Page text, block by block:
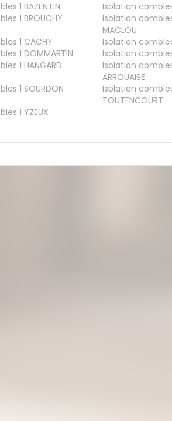
1 BAZENTIN Isolation
1 BROUCHY Isolation
MACLOU
1 CACHY Isolation
1 DOMMARTIN Isolation
1 HANGARD Isolation
ARROUAISE
1 SOURDON
Isolation
TOUTENCOURT
1 YZEUX